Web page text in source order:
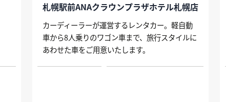
札幌駅前ANAクラウンプラザホテル札幌店
カーディーラーが運営するレンタカー。軽自動
車から8人乗りのワゴン車まで、旅行スタイルに
あわせた車をご用意いたします。